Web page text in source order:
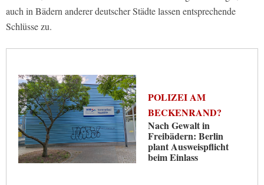
auch in Bädern anderer deutscher Städte lassen entsprechende
Schlüsse zu.
POLIZEI AM
BECKENRAND?
Nach Gewalt in
Freibädern: Berlin
plant Ausweispflicht
beim Einlass